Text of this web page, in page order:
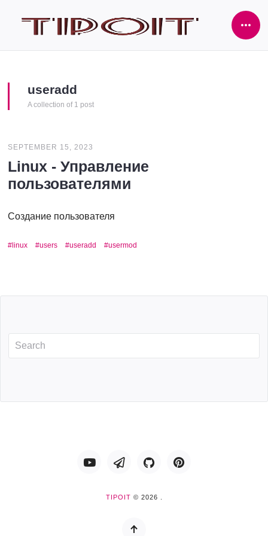
useradd
A collection of 1 post
SEPTEMBER 15, 2023
Linux - Управление
пользователями
Создание пользователя
linux users useradd usermod
YoutubeTelegram GitHub
TIPOIT © 2026 .
Back